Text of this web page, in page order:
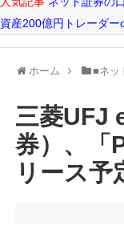
資産200億円トレーダー
ホーム ■ネッ
三菱UFJ
券）、「
リース予